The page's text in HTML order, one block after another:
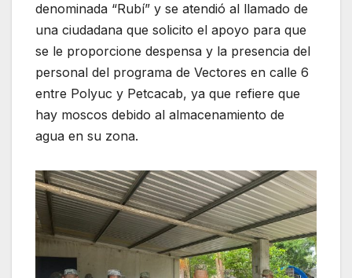
denominada “Rubí” y se atendió al llamado de
una ciudadana que solicito el apoyo para que
se le proporcione despensa y la presencia del
personal del programa de Vectores en calle 6
entre Polyuc y Petcacab, ya que refiere que
hay moscos debido al almacenamiento de
agua en su zona.